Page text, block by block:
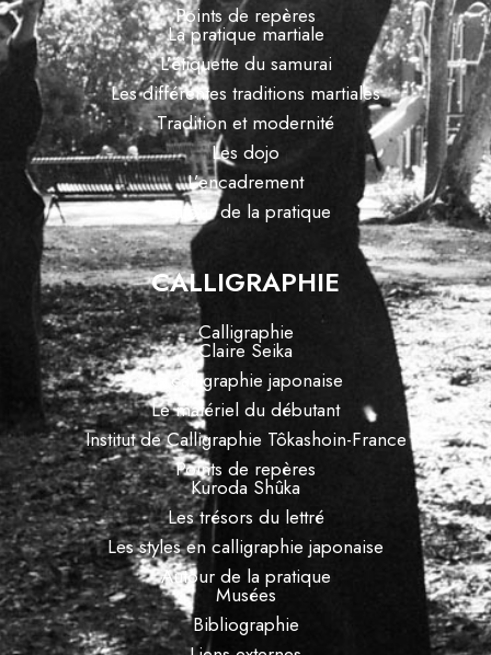
Points de repères
La pratique martiale
L’étiquette du samurai
Les différentes traditions martiales
Tradition et modernité
Les dojo
L’encadrement
Autour de la pratique
CALLIGRAPHIE
Calligraphie
Claire Seika
La calligraphie japonaise
Le matériel du débutant
Institut de Calligraphie Tôkashoin-France
Points de repères
Kuroda Shûka
Les trésors du lettré
Les styles en calligraphie japonaise
Autour de la pratique
Musées
Bibliographie